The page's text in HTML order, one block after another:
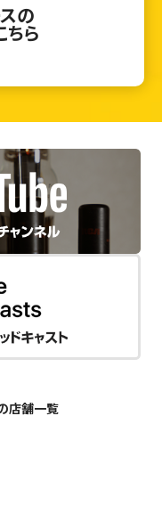
の
ら
店舗一覧